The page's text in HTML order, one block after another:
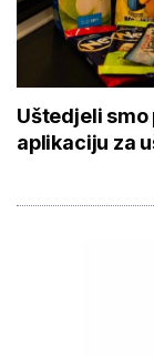
Uštedjeli smo
aplikaciju za